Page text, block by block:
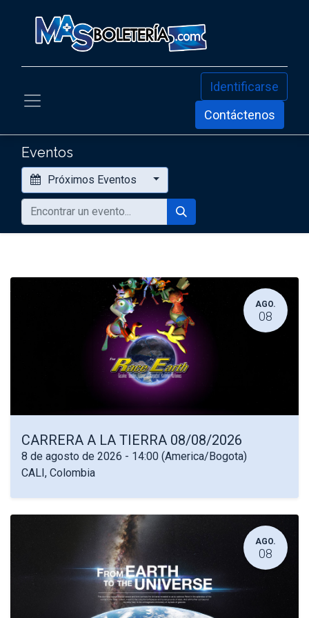
Identificarse
Contáctenos
Eventos
Próximos Eventos
AGO.
08
CARRERA A LA TIERRA 08/08/2026
8 de agosto de 2026 - 14:00 (America/Bogota)
CALI, Colombia
AGO.
08